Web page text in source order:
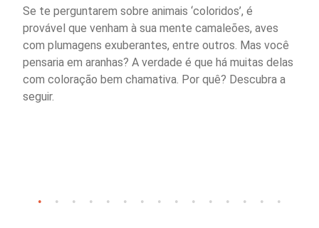
Se te perguntarem sobre animais ‘coloridos’, é
provável que venham à sua mente camaleões, aves
com plumagens exuberantes, entre outros. Mas você
pensaria em aranhas? A verdade é que há muitas delas
com coloração bem chamativa. Por quê? Descubra a
seguir.